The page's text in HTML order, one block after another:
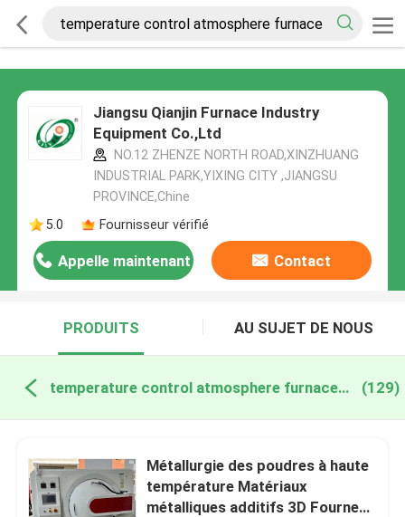
Jiangsu Qianjin Furnace Industry
Equipment Co.,Ltd
NO.12 ZHENZE NORTH ROAD,XINZHUANG
INDUSTRIAL PARK,YIXING CITY ,JIANGSU
PROVINCE,Chine
5.0
Fournisseur vérifié
Appelle maintenant Contact
PRODUITS AU SUJET DE NOUS
temperature control atmosphere furnace fabrication en ligne (129)
Métallurgie des poudres à haute
température Matériaux
métalliques additifs 3D Fourneau